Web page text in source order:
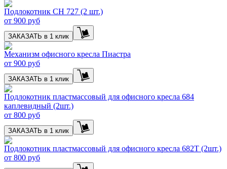
Подлокотник CH 727 (2 шт.)
от 900 руб
ЗАКАЗАТЬ в 1 клик
Механизм офисного кресла Пиастра
от 900 руб
ЗАКАЗАТЬ в 1 клик
Подлокотник пластмассовый для офисного кресла 684
каплевидный (2шт.)
от 800 руб
ЗАКАЗАТЬ в 1 клик
Подлокотник пластмассовый для офисного кресла 682Т (2шт.)
от 800 руб